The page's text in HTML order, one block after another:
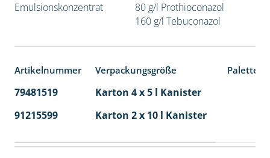
Emulsionskonzentrat
80 g/l Prothioconazol
160 g/l Tebuconazol
Artikelnummer Verpackungsgröße
79481519 Karton 4 x 5 l Kanister
91215599
Karton 2 x 10 l Kanister